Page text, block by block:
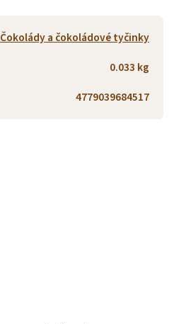
Čokolády a čokoládové tyčinky
0.033 kg
4779039684517